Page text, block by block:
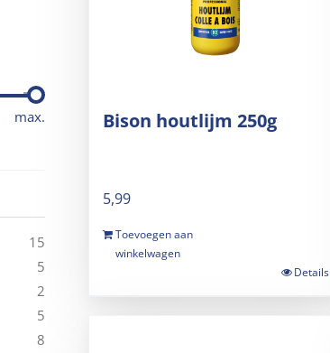
Bison houtlijm 250g
5,99
Toevoegen aan
winkelwagen
Details
max.
15
5
2
5
8